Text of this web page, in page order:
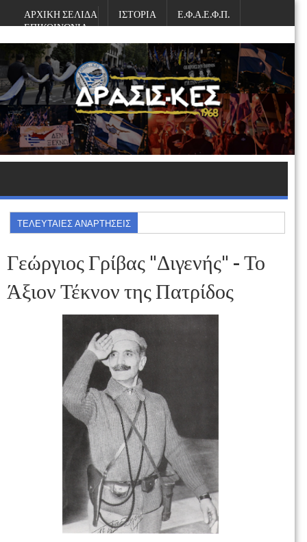
ΑΡΧΙΚΗ ΣΕΛΙΔΑ ΙΣΤΟΡΙΑ
Ε.Φ.Α.Ε.Φ.Π.
ΕΠΙΚΟΙΝΩΝΙΑ
Κυριακή, Αυγούστου 09, 2026
ΤΕΛΕΥΤΑΙΕΣ ΑΝΑΡΤΗΣΕΙΣ
Γεώργιος Γρίβας "Διγενής" - Το
Άξιον Τέκνον της Πατρίδος